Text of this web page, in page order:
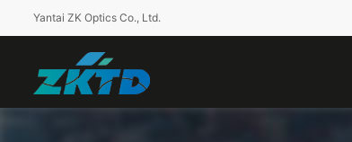
Yantai ZK Optics Co., Ltd.